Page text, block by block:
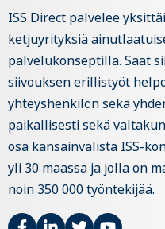
ISS Direct palvelee
ketjuyrityksiä
palvelukonseptilla. Saat
siivouksen erillistyöt
yhteyshenkilön sekä
paikallisesti sekä
osa kansainvälistä ISS-
yli 30 maassa ja jolla on
noin 350 000 työntekijää.